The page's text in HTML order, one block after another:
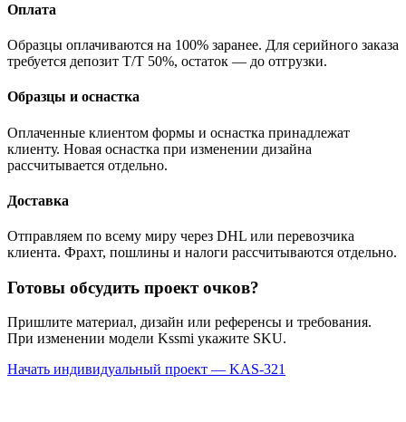
Оплата
Образцы оплачиваются на 100% заранее. Для серийного заказа
требуется депозит T/T 50%, остаток — до отгрузки.
Образцы и оснастка
Оплаченные клиентом формы и оснастка принадлежат
клиенту. Новая оснастка при изменении дизайна
рассчитывается отдельно.
Доставка
Отправляем по всему миру через DHL или перевозчика
клиента. Фрахт, пошлины и налоги рассчитываются отдельно.
Готовы обсудить проект очков?
Пришлите материал, дизайн или референсы и требования.
При изменении модели Kssmi укажите SKU.
Начать индивидуальный проект — KAS-321